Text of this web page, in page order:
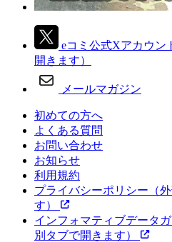
eコミ公式Xアカウン
開きます）
メールマガジン
初めての方へ
よくある質問
お問い合わせ
お知らせ
利用規約
プライバシーポリシー （
す）
インフォマティブデータ
別タブで開きます）